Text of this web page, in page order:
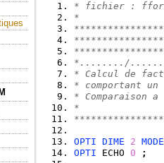
* fichier :
*
*......../
* Calcul de
* comportant
* Comparaison
*
OPTI DIME 2 MODE
OPTI ECHO 0 ;